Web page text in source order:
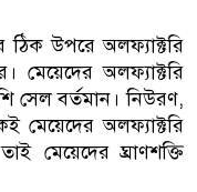
ঠিক উপরে অলফ্যাক্টরি
মেয়েদের অলফ্যাক্টরি
সেল বর্তমান। নিউরণ,
মেয়েদের অলফ্যাক্টরি
মেয়েদের ঘ্রাণশক্তি